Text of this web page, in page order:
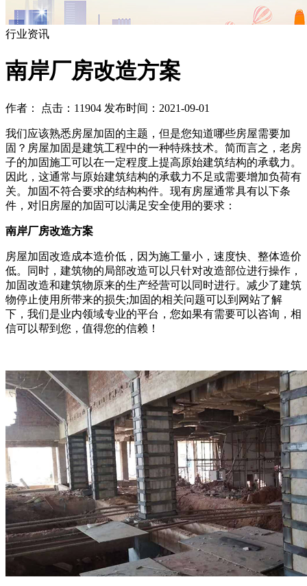
行业资讯
南岸厂房改造方案
作者： 点击：11904 发布时间：2021-09-01
我们应该熟悉房屋加固的主题，但是您知道哪些房屋需要加
固？房屋加固是建筑工程中的一种特殊技术。简而言之，老房
子的加固施工可以在一定程度上提高原始建筑结构的承载力。
因此，这通常与原始建筑结构的承载力不足或需要增加负荷有
关。加固不符合要求的结构构件。现有房屋通常具有以下条
件，对旧房屋的加固可以满足安全使用的要求：
南岸厂房改造方案
房屋加固改造成本造价低，因为施工量小，速度快、整体造价
低。同时，建筑物的局部改造可以只针对改造部位进行操作，
加固改造和建筑物原来的生产经营可以同时进行。减少了建筑
物停止使用所带来的损失;加固的相关问题可以到网站了解
下，我们是业内领域专业的平台，您如果有需要可以咨询，相
信可以帮到您，值得您的信赖！